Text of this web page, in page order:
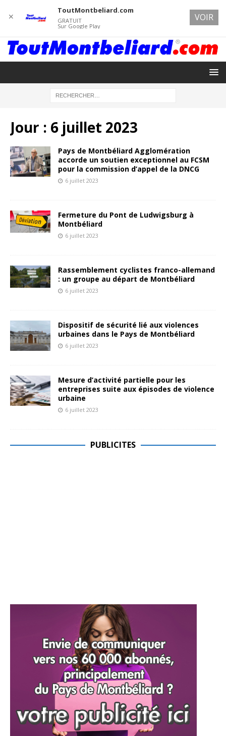
Jour : 6 juillet 2023
Pays de Montbéliard Agglomération
accorde un soutien exceptionnel au FCSM
pour la commission d’appel de la DNCG
6 juillet 2023
Fermeture du Pont de Ludwigsburg à
Montbéliard
6 juillet 2023
Rassemblement cyclistes franco-allemand
: un groupe au départ de Montbéliard
6 juillet 2023
Dispositif de sécurité lié aux violences
urbaines dans le Pays de Montbéliard
6 juillet 2023
Mesure d’activité partielle pour les
entreprises suite aux épisodes de violence
urbaine
6 juillet 2023
PUBLICITES
✕
ToutMontbeliard.com
GRATUIT
Sur Google Play
VOIR